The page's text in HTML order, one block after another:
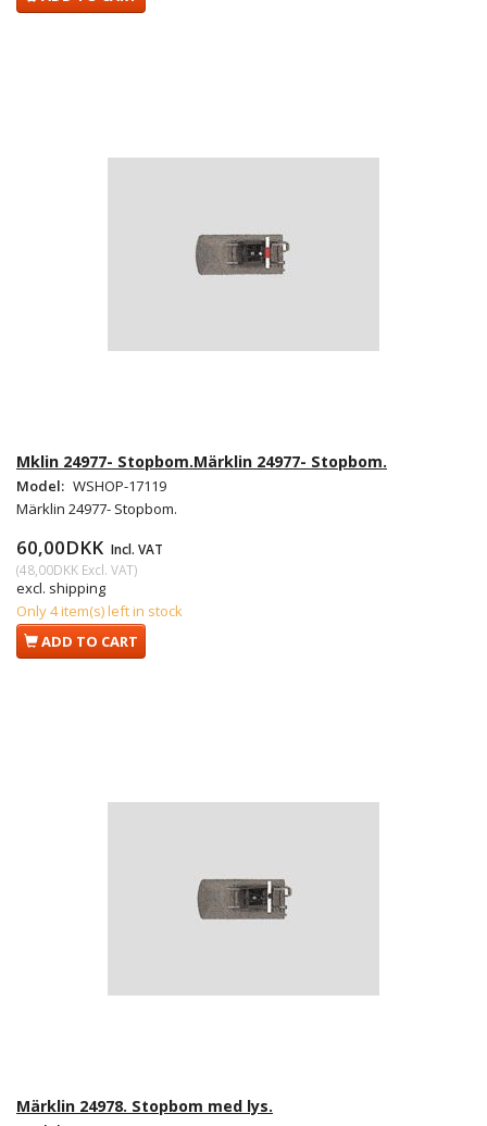
Mklin 24977- Stopbom.Märklin 24977- Stopbom.
Model: WSHOP-17119
Märklin 24977- Stopbom.
60,00DKK Incl. VAT
(48,00DKK Excl. VAT)
excl. shipping
Only 4 item(s) left in stock
ADD TO CART
Märklin 24978. Stopbom med lys.